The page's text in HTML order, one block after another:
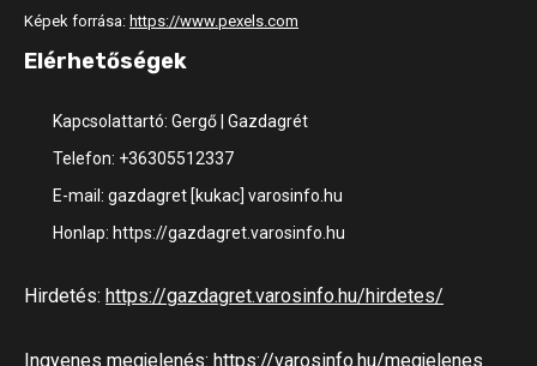
Képek forrása: https://www.pexels.com
Elérhetőségek
Kapcsolattartó: Gergő | Gazdagrét
Telefon: +36305512337
E-mail: gazdagret [kukac] varosinfo.hu
Honlap: https://gazdagret.varosinfo.hu
Hirdetés: https://gazdagret.varosinfo.hu/hirdetes/
Ingyenes megjelenés: https://varosinfo.hu/megjelenes